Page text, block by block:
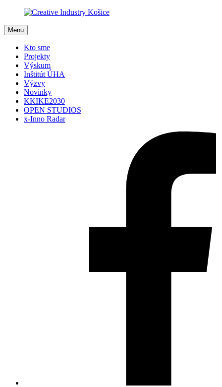
Menu
Kto sme
Projekty
Výskum
Inštitút ÚHA
Výzvy
Novinky
KKIKE2030
OPEN STUDIOS
x-Inno Radar